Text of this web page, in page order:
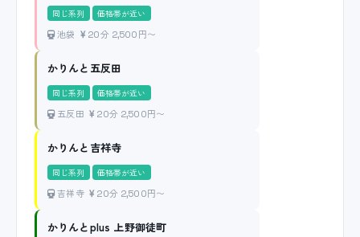
同じ系列 価格帯が近い
池袋 20分 2,500円〜
かりんと五反田
同じ系列 価格帯が近い
五反田 20分 2,500円〜
かりんと吉祥寺
同じ系列 価格帯が近い
吉祥寺 20分 2,500円〜
かりんとplus 上野御徒町